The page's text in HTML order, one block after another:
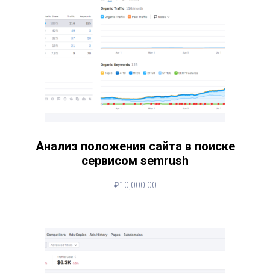
Анализ положения сайта в поиске
сервисом semrush
₽10,000.00